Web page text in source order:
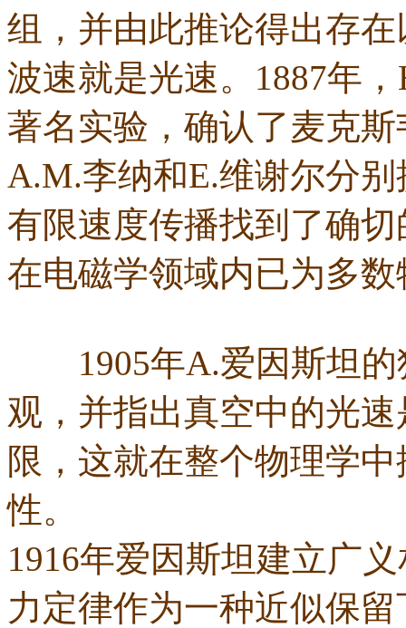
组，并由此推论得出存
波速就是光速。1887年
著名实验，确认了麦克
A.M.李纳和E.维谢尔分
有限速度传播找到了确
在电磁学领域内已为多
1905年A.爱因斯坦的
观，并指出真空中的光
限，这就在整个物理学
性。
1916年爱因斯坦建立广
力定律作为一种近似保